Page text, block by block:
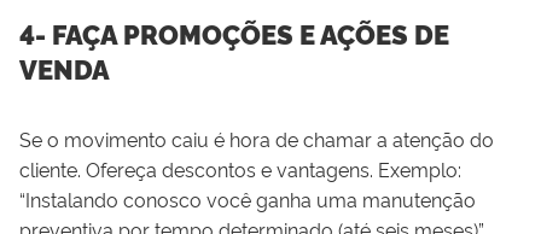
4- FAÇA PROMOÇÕES E AÇÕES DE
VENDA
Se o movimento caiu é hora de chamar a atenção do
cliente. Ofereça descontos e vantagens. Exemplo:
“Instalando conosco você ganha uma manutenção
preventiva por tempo determinado (até seis meses)”.